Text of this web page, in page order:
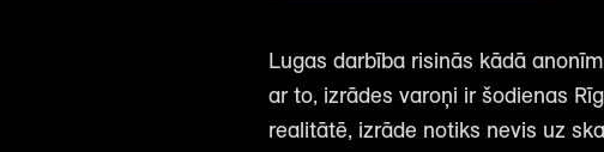
Lugas darbība risinās kādā
ar to, izrādes varoņi ir šodienas
realitātē, izrāde notiks nevis uz